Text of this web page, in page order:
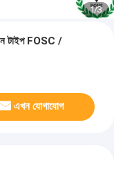
1/3
FOSC /
এখন যোগাযোগ